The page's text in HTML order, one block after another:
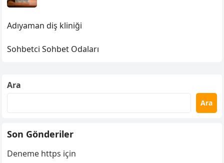
Adıyaman diş kliniği
Sohbetci Sohbet Odaları
Ara
Ara
Son Gönderiler
Deneme https için